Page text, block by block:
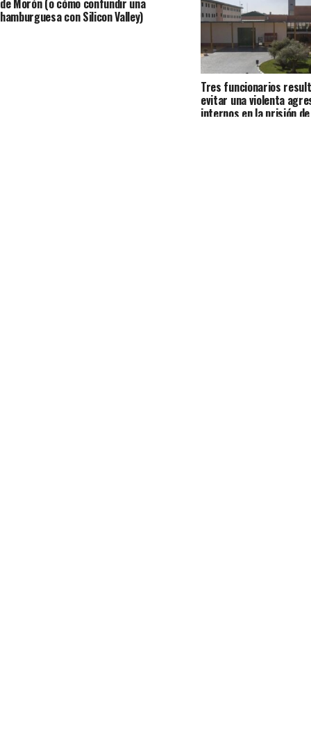
de Morón (o cómo confundir una
hamburguesa con Silicon Valley)
Tres funcionarios
evitar una violenta
internos en la prisión